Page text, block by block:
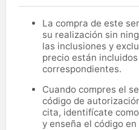
La compra de este
su realización sin
las inclusiones y
precio están
correspondientes.
Cuando compres el
código de
cita, identifícate
y enseña el código